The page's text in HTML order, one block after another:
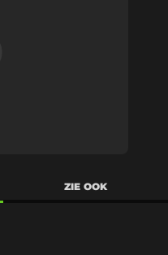
ZIE OOK